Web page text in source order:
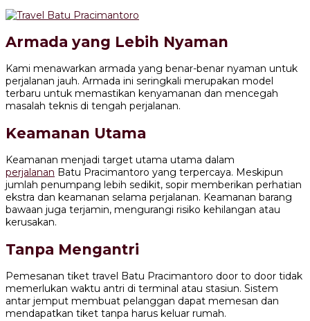
Armada yang Lebih Nyaman
Kami menawarkan armada yang benar-benar nyaman untuk
perjalanan jauh. Armada ini seringkali merupakan model
terbaru untuk memastikan kenyamanan dan mencegah
masalah teknis di tengah perjalanan.
Keamanan Utama
Keamanan menjadi target utama utama dalam
perjalanan Batu Pracimantoro yang terpercaya. Meskipun
jumlah penumpang lebih sedikit, sopir memberikan perhatian
ekstra dan keamanan selama perjalanan. Keamanan barang
bawaan juga terjamin, mengurangi risiko kehilangan atau
kerusakan.
Tanpa Mengantri
Pemesanan tiket travel Batu Pracimantoro door to door tidak
memerlukan waktu antri di terminal atau stasiun. Sistem
antar jemput membuat pelanggan dapat memesan dan
mendapatkan tiket tanpa harus keluar rumah.